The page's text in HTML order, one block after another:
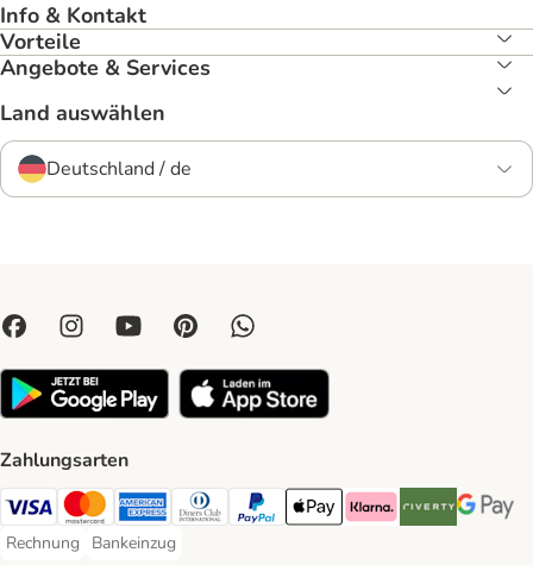
Info & Kontakt
Vorteile
Angebote & Services
Land auswählen
Deutschland / de
Zahlungsarten
Visa Payment Method
Mastercard Payment Method
American Express Payment Method
Diners Club Payment Method
PayPal Payment Method
Apple Pay Payment Method
Klarna Payment Method
Riverty Payment
Google
Rechnung
Rechnung Payment Method
Bankeinzug
Bankeinzug Payment Method